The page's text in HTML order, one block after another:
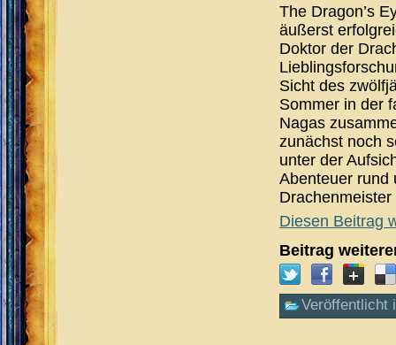
The Dragon’s
äußerst
Doktor der
Sicht des
Sommer in der
Nagas
zunächst noch
unter der
Abenteuer rund
Diesen Beitrag
Beitrag
Veröffentlicht